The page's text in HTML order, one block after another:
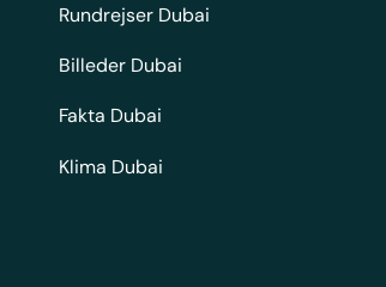
Rundrejser Dubai
Billeder Dubai
Fakta Dubai
Klima Dubai